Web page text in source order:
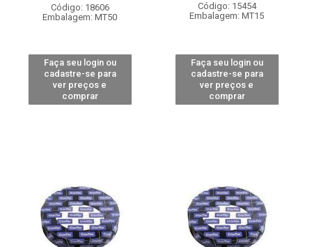
Código: 18606
Embalagem: MT50
Faça seu login ou
cadastre-se para
ver preços e
comprar
Código: 15454
Embalagem: MT15
Faça seu login ou
cadastre-se para
ver preços e
comprar